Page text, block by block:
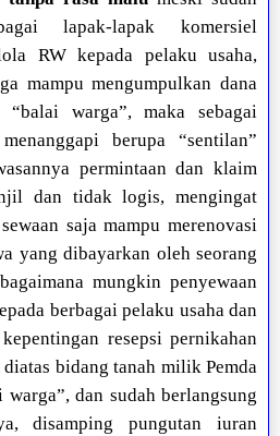
lapak-lapak komersiel
RW kepada pelaku usaha,
mampu mengumpulkan dana
warga”, maka sebagai
berupa “sentilan”
permintaan dan klaim
dan tidak logis, mengingat
saja mampu merenovasi
yang dibayarkan oleh seorang
mungkin penyewaan
berbagai pelaku usaha dan
resepsi pernikahan
bidang tanah milik Pemda
dan sudah berlangsung
disamping pungutan iuran